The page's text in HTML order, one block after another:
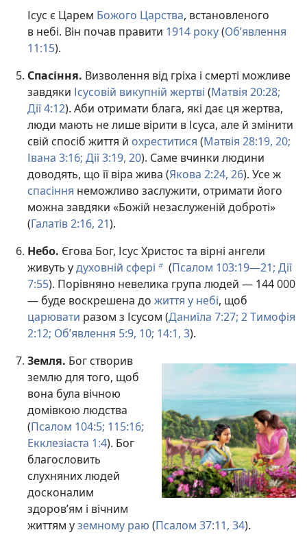
Ісус є Царем Божого Царства, встановленого
в небі. Він почав правити 1914 року(Об’явлення
11:15).
Спасіння. Визволення від гріха і смерті можливе
завдяки Ісусовій викупній жертві (Матвія 20:28;
Дії 4:12). Аби отримати блага, які дає ця жертва,
люди мають не лише вірити в Ісуса, але й змінити
свій спосіб життя й охреститися (Матвія 28:19, 20;
Івана 3:16; Дії 3:19, 20). Саме вчинки людини
доводять, що її віра жива (Якова 2:24, 26). Усе ж
спасіння неможливо заслужити, отримати його
можна завдяки «Божій незаслуженій доброті»
(Галатів 2:16, 21).
Небо. Єгова Бог, Ісус Христос та вірні ангели
живуть удуховній сфері b (Псалом 103:19—21; Дії
7:55). Порівняно невелика група людей — 144 000
— буде воскрешена до життя у небі, щоб
царювати разом з Ісусом (Даниїла 7:27; 2 Тимофія
2:12; Об’явлення 5:9, 10; 14:1, 3).
Земля. Бог створив
землю для того, щоб
вона була вічною
домівкою людства
(Псалом 104:5; 115:16;
Екклезіаста 1:4). Бог
благословить
слухняних людей
досконалим
здоров’ям і вічним
життям уземному раю (Псалом 37:11, 34).